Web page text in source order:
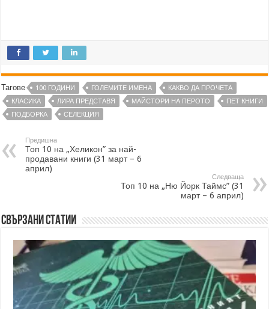
Тагове 100 ГОДИНИ ГОЛЕМИТЕ ИМЕНА
КАКВО ДА ПРОЧЕТА
КЛАСИКА
ЛИРА ПРЕДСТАВЯ МАЙСТОРИ НА ПЕРОТО
ПЕТ КНИГИ
ПОДБОРКА
СЕЛЕКЦИЯ
Предишна
Топ 10 на „Хеликон” за най-
продавани книги (31 март – 6
април)
Следваща
Топ 10 на „Ню Йорк Таймс” (31
март – 6 април)
Свързани статии